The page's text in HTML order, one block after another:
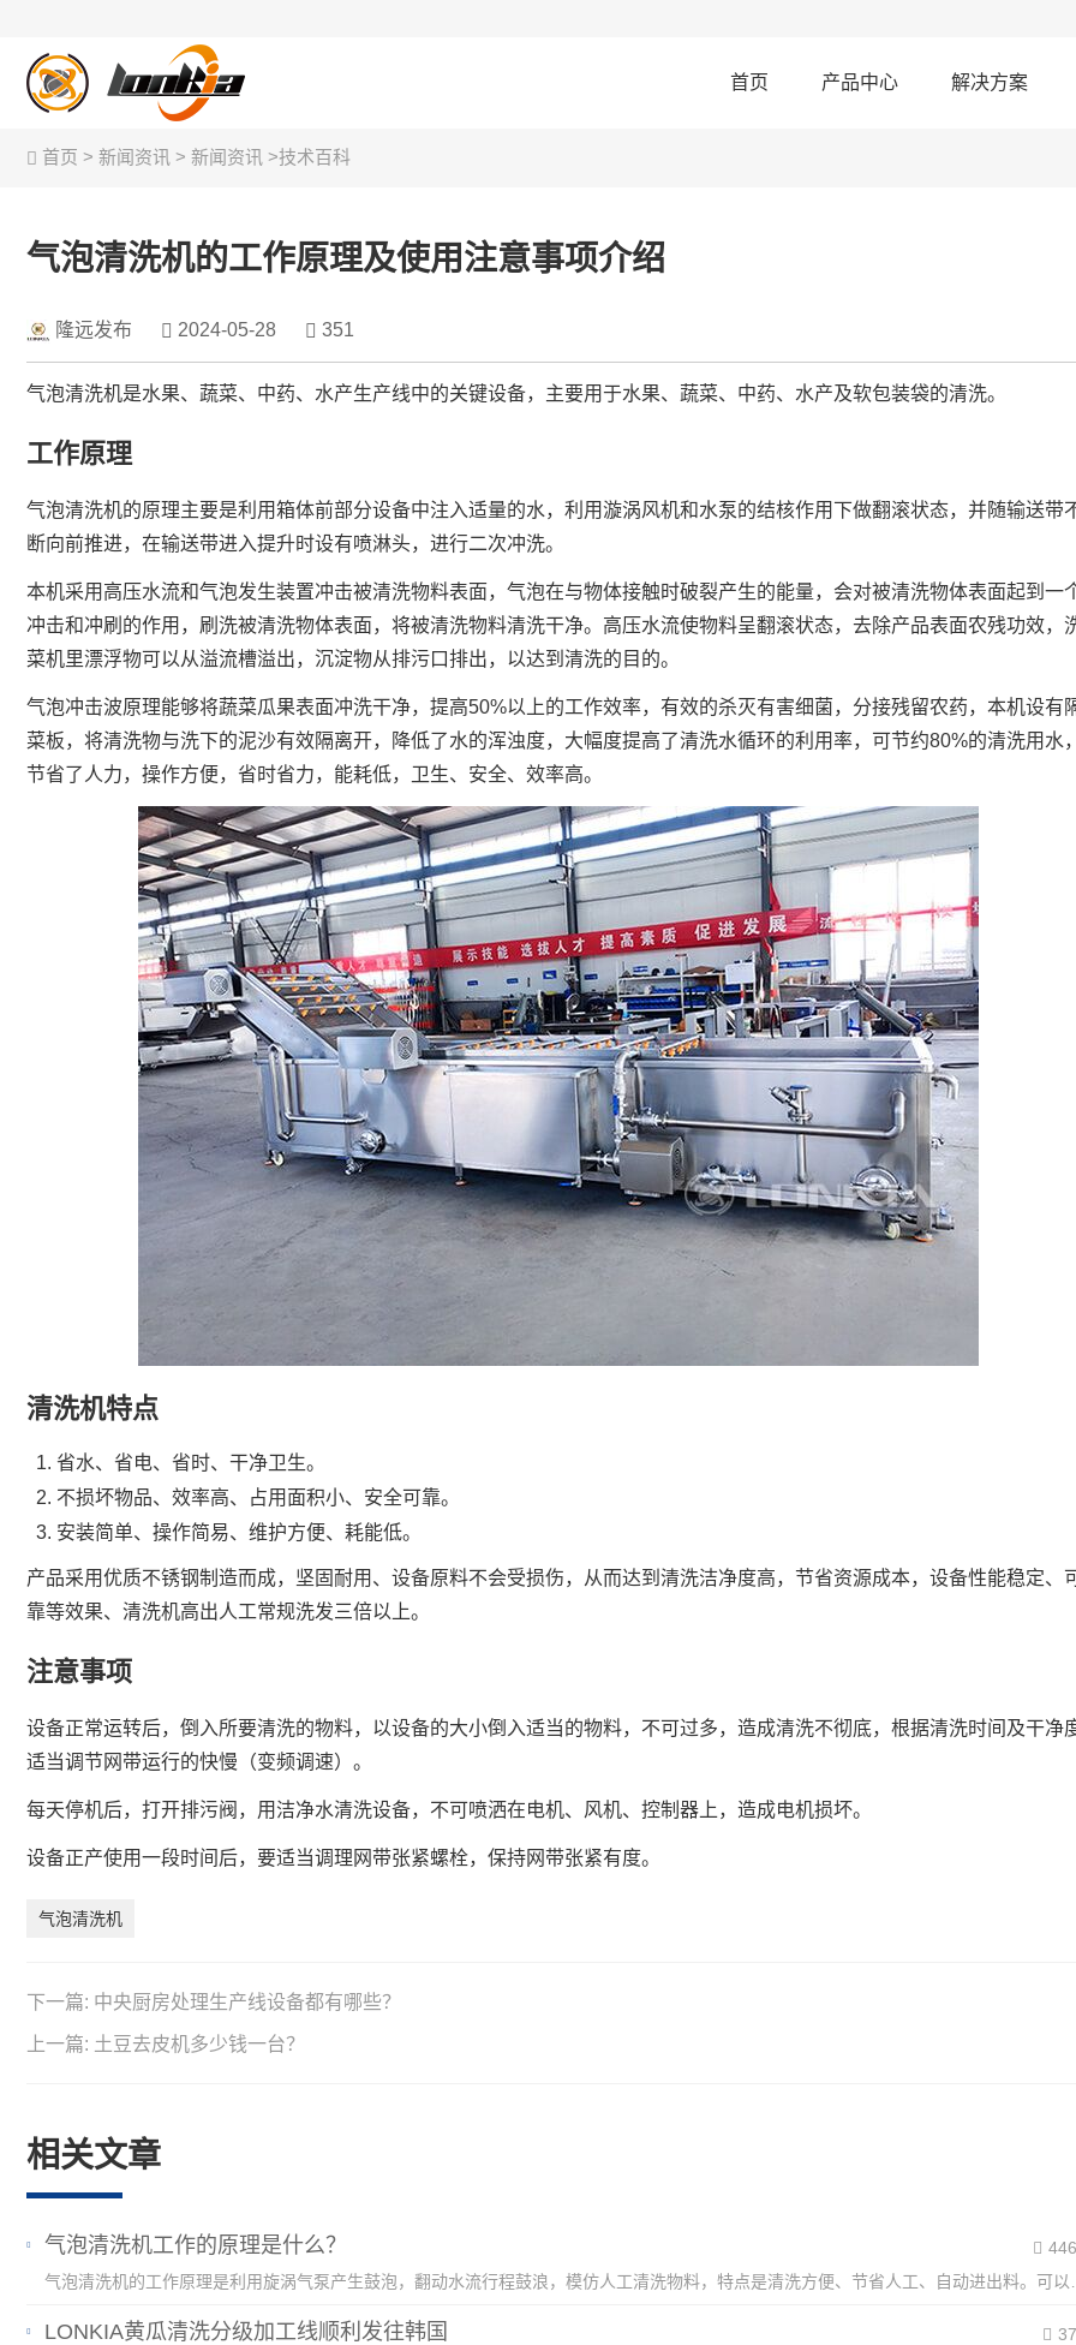
首页 产品中心
果蔬清洗
解决方案
首页 > 新闻资讯 > 新闻资讯 >技术百科
气泡清洗机的工作原理及使用注意事项介绍
隆远发布 2024-05-28 351
气泡清洗机是水果、蔬菜、中药、水产生产线中的关键设备，主要用于水果、蔬菜、中药、水产及软包装袋的清洗。
工作原理
气泡清洗机的原理主要是利用箱体前部分设备中注入适量的水，利用漩涡风机和水泵的结核作用下做翻滚状态，并随输送带
断向前推进，在输送带进入提升时设有喷淋头，进行二次冲洗。
本机采用高压水流和气泡发生装置冲击被清洗物料表面，气泡在与物体接触时破裂产生的能量，会对被清洗物体表面起到一
冲击和冲刷的作用，刷洗被清洗物体表面，将被清洗物料清洗干净。高压水流使物料呈翻滚状态，去除产品表面农残功效，
菜机里漂浮物可以从溢流槽溢出，沉淀物从排污口排出，以达到清洗的目的。
气泡冲击波原理能够将蔬菜瓜果表面冲洗干净，提高50%以上的工作效率，有效的杀灭有害细菌，分接残留农药，本机设有
菜板，将清洗物与洗下的泥沙有效隔离开，降低了水的浑浊度，大幅度提高了清洗水循环的利用率，可节约80%的清洗用水，
节省了人力，操作方便，省时省力，能耗低，卫生、安全、效率高。
清洗机特点
省水、省电、省时、干净卫生。
不损坏物品、效率高、占用面积小、安全可靠。
安装简单、操作简易、维护方便、耗能低。
产品采用优质不锈钢制造而成，坚固耐用、设备原料不会受损伤，从而达到清洗洁净度高，节省资源成本，设备性能稳定、
靠等效果、清洗机高出人工常规洗发三倍以上。
注意事项
设备正常运转后，倒入所要清洗的物料，以设备的大小倒入适当的物料，不可过多，造成清洗不彻底，根据清洗时间及干净
适当调节网带运行的快慢（变频调速）。
每天停机后，打开排污阀，用洁净水清洗设备，不可喷洒在电机、风机、控制器上，造成电机损坏。
设备正产使用一段时间后，要适当调理网带张紧螺栓，保持网带张紧有度。
气泡清洗机
下一篇: 中央厨房处理生产线设备都有哪些？
上一篇: 土豆去皮机多少钱一台？
相关文章
气泡清洗机工作的原理是什么？
446
LONKIA黄瓜清洗分级加工线顺利发往韩国
37